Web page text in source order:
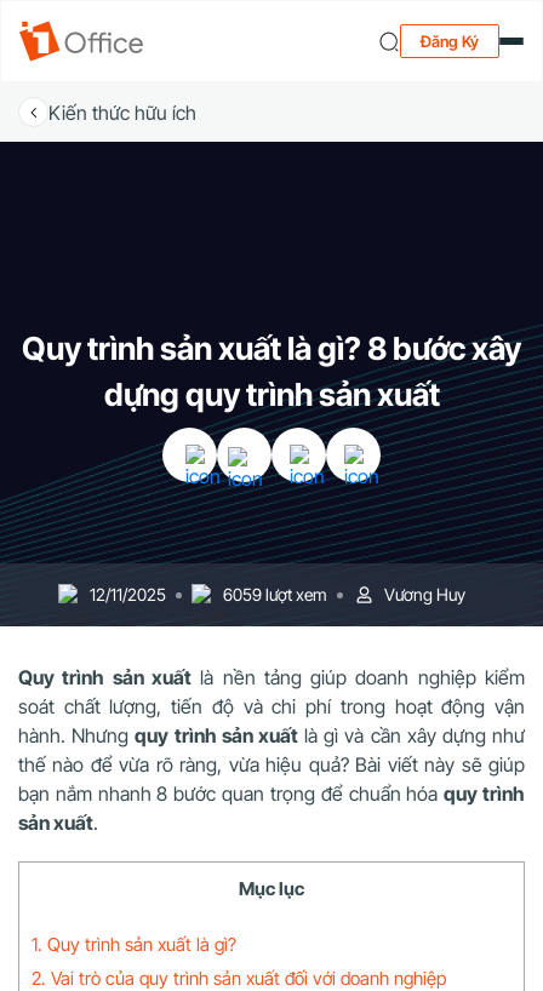
Đăng Ký
Kiến thức hữu ích
Quy trình sản xuất là gì? 8 bước xây
dựng quy trình sản xuất
12/11/2025 6059 lượt xem Vương Huy
Quy trình sản xuấtlà nền tảng giúp doanh nghiệp kiểm
soát chất lượng, tiến độ và chi phí trong hoạt động vận
hành. Nhưngquy trình sản xuấtlà gì và cần xây dựng như
thế nào để vừa rõ ràng, vừa hiệu quả? Bài viết này sẽ giúp
bạn nắm nhanh 8 bước quan trọng để chuẩn hóaquy trình
sản xuất.
Mục lục
1. Quy trình sản xuất là gì?
2. Vai trò của quy trình sản xuất đối với doanh nghiệp